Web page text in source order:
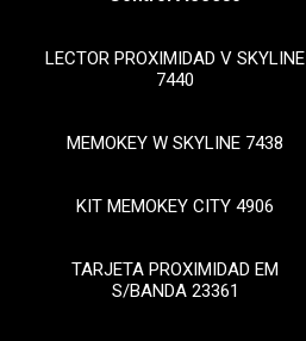
LECTOR PROXIMIDAD V SKYLINE
7440
MEMOKEY W SKYLINE 7438
KIT MEMOKEY CITY 4906
TARJETA PROXIMIDAD EM
S/BANDA 23361